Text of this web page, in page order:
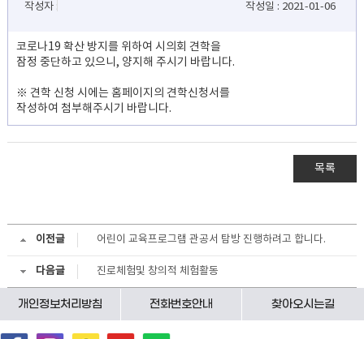
작성자 : 작성일 : 2021-01-06
코로나19 확산 방지를 위하여 시의회 견학을
잠정 중단하고 있으니, 양지해 주시기 바랍니다.
※ 견학 신청 시에는 홈페이지의 견학신청서를
작성하여 첨부해주시기 바랍니다.
목록
이전글 어린이 교육프로그램 관공서 탐방 진행하려고 합니다.
다음글 진로체험및 창의적 체험활동
개인정보처리방침 전화번호안내 찾아오시는길